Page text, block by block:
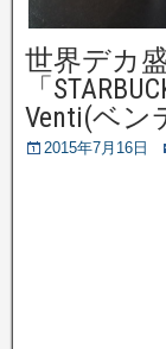
世界デカ
「
Venti(ベン
2015年7月16日